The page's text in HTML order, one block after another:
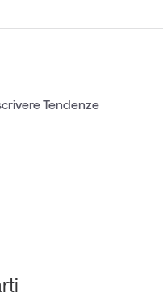
Tendenze